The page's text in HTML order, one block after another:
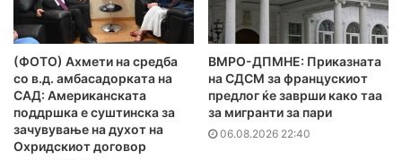
(ФОТО) Ахмети на средба
со в.д. амбасадорката на
САД: Американската
поддршка е суштинска за
зачувување на духот на
Охридскиот договор
ВМРО-ДПМНЕ: Приказната
на СДСМ за францускиот
предлог ќе заврши како таа
за мигранти за пари
06.08.2026 22:40